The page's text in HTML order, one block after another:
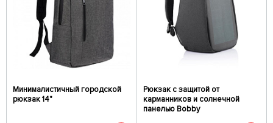
Минималистичный городской
рюкзак 14"
Рюкзак с защитой от
карманников и солнечной
панелью Bobby